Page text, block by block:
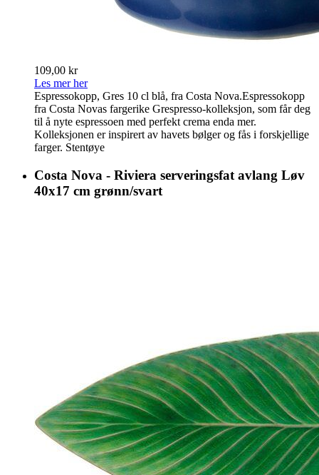
109,00 kr
Les mer her
Espressokopp, Gres 10 cl blå, fra Costa Nova.Espressokopp
fra Costa Novas fargerike Grespresso-kolleksjon, som får deg
til å nyte espressoen med perfekt crema enda mer.
Kolleksjonen er inspirert av havets bølger og fås i forskjellige
farger. Stentøye
Costa Nova - Riviera serveringsfat avlang Løv
40x17 cm grønn/svart